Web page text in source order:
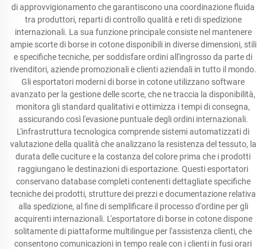
di approvvigionamento che garantiscono una coordinazione fluida
tra produttori, reparti di controllo qualità e reti di spedizione
internazionali. La sua funzione principale consiste nel mantenere
ampie scorte di borse in cotone disponibili in diverse dimensioni, stili
e specifiche tecniche, per soddisfare ordini all'ingrosso da parte di
rivenditori, aziende promozionali e clienti aziendali in tutto il mondo.
Gli esportatori moderni di borse in cotone utilizzano software
avanzato per la gestione delle scorte, che ne traccia la disponibilità,
monitora gli standard qualitativi e ottimizza i tempi di consegna,
assicurando così l'evasione puntuale degli ordini internazionali.
L'infrastruttura tecnologica comprende sistemi automatizzati di
valutazione della qualità che analizzano la resistenza del tessuto, la
durata delle cuciture e la costanza del colore prima che i prodotti
raggiungano le destinazioni di esportazione. Questi esportatori
conservano database completi contenenti dettagliate specifiche
tecniche dei prodotti, strutture dei prezzi e documentazione relativa
alla spedizione, al fine di semplificare il processo d'ordine per gli
acquirenti internazionali. L'esportatore di borse in cotone dispone
solitamente di piattaforme multilingue per l'assistenza clienti, che
consentono comunicazioni in tempo reale con i clienti in fusi orari